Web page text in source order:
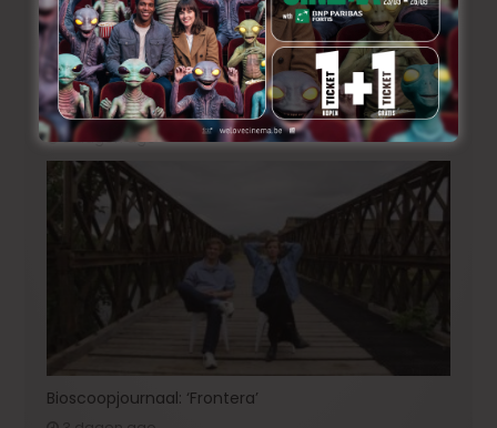
«Ebenezer»: Johnny Depp maakt zijn grote
comeback in een duistere herinterpretatie van de
Dickens-klassieker!
3 dagen ago
Bioscoopjournaal: ‘Frontera’